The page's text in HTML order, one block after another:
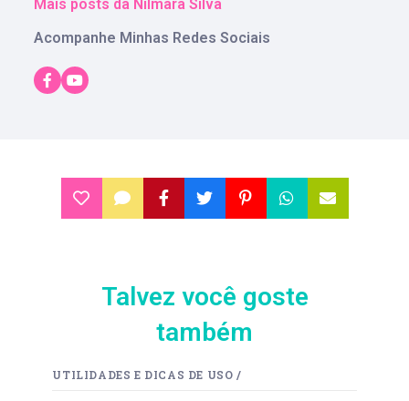
Mais posts da Nilmara Silva
Acompanhe Minhas Redes Sociais
Talvez você goste
também
UTILIDADES E DICAS DE USO /